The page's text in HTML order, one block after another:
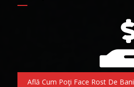
Află Cum Poţi Face Rost De Bani